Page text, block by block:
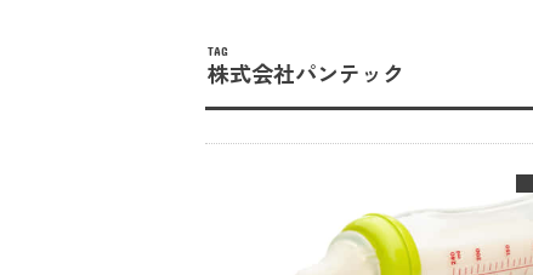
TAG
株式会社パンテック